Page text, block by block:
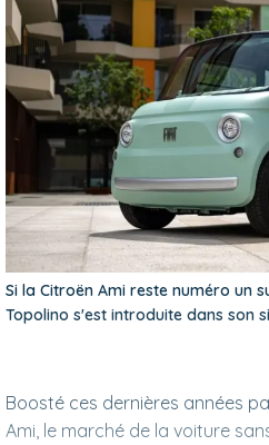
Si la Citroën Ami reste numéro un
Topolino s'est introduite dans son
Boosté ces dernières années
Ami, le marché de la voiture